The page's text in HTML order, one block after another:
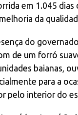
em 1.045
da
do
de um forró
baianas,
para a
pelo interior do